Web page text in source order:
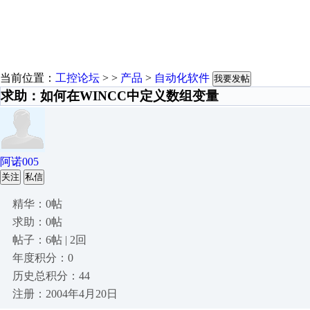
当前位置： 工控论坛 > > 产品 > 自动化软件 我要发帖
求助：如何在WINCC中定义数组变量
阿诺005
关注 私信
精华：0帖
求助：0帖
帖子：6帖 | 2回
年度积分：0
历史总积分：44
注册：2004年4月20日